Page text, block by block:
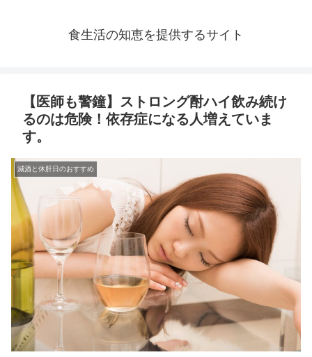
食生活の知恵を提供するサイト
【医師も警鐘】ストロング酎ハイ飲み続け
るのは危険！依存症になる人増えていま
す。
減酒と休肝日のおすすめ